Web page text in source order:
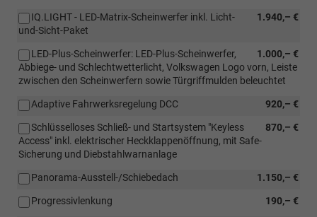
1.940,– €
IQ.LIGHT - LED-Matrix-Scheinwerfer inkl. Licht-
und-Sicht-Paket
1.000,– €
LED-Plus-Scheinwerfer: LED-Plus-Scheinwerfer,
Abbiege- und Schlechtwetterlicht, Volkswagen Logo vorn, Leiste
zwischen den Scheinwerfern sowie Türgriffmulden beleuchtet
920,– €
Adaptive Fahrwerksregelung DCC
870,– €
Schlüsselloses Schließ- und Startsystem "Keyless
Access" inkl. elektrischer Heckklappenöffnung, mit Safe-
Sicherung und Diebstahlwarnanlage
1.150,– €
Panorama-Ausstell-/Schiebedach
190,– €
Progressivlenkung